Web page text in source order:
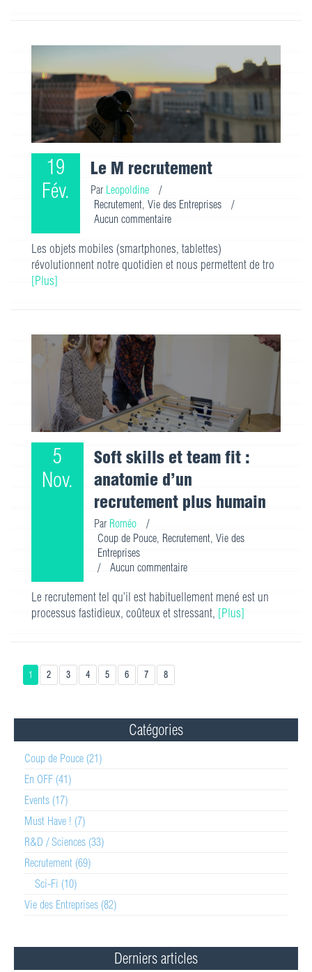
19
Fév.
Le M recrutement
Par Leopoldine
/
Recrutement, Vie des Entreprises
/
Aucun commentaire
Les objets mobiles (smartphones, tablettes)
révolutionnent notre quotidien et nous permettent de tro
[Plus]
5
Nov.
Soft skills et team fit :
anatomie d’un
recrutement plus humain
Par Roméo
/
Coup de Pouce, Recrutement, Vie des
Entreprises
/
Aucun commentaire
Le recrutement tel qu’il est habituellement mené est un
processus fastidieux, coûteux et stressant, [Plus]
1 2 3 4 5 6 7 8
Catégories
Coup de Pouce (21)
En OFF (41)
Events (17)
Must Have ! (7)
R&D / Sciences (33)
Recrutement (69)
Sci-Fi (10)
Vie des Entreprises (82)
Derniers articles